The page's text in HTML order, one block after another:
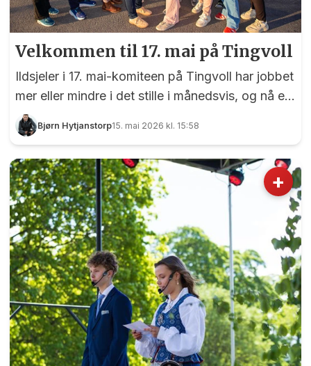
Velkommen til 17. mai på Tingvoll
Ildsjeler i 17. mai-komiteen på Tingvoll har jobbet
mer eller mindre i det stille i månedsvis, og nå er
det bare timer igjen til de kan ønske tusenvis av
barn og voksne til feiringen av nasjonaldagen på
Bjørn Hytjanstorp15. mai 2026 kl. 15:58
+